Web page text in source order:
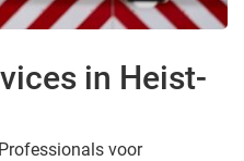
in Heist-
voor